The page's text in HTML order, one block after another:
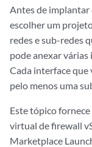
Antes de implantar
escolher um
redes e sub-redes
pode anexar várias
Cada interface que
pelo menos uma
Este tópico
virtual de firewall
Marketplace